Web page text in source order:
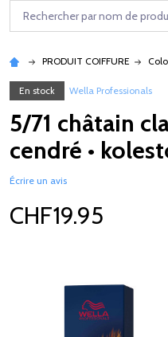
Rechercher
PRODUIT COIFFURE
En stock Wella Professionals
5/71 châtain
cendré •
Écrire un avis
CHF19.95